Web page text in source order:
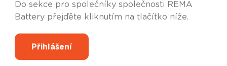
Do sekce pro společníky společnosti REMA
Battery přejďěte kliknutím na tlačítko níže.
Přihlášení